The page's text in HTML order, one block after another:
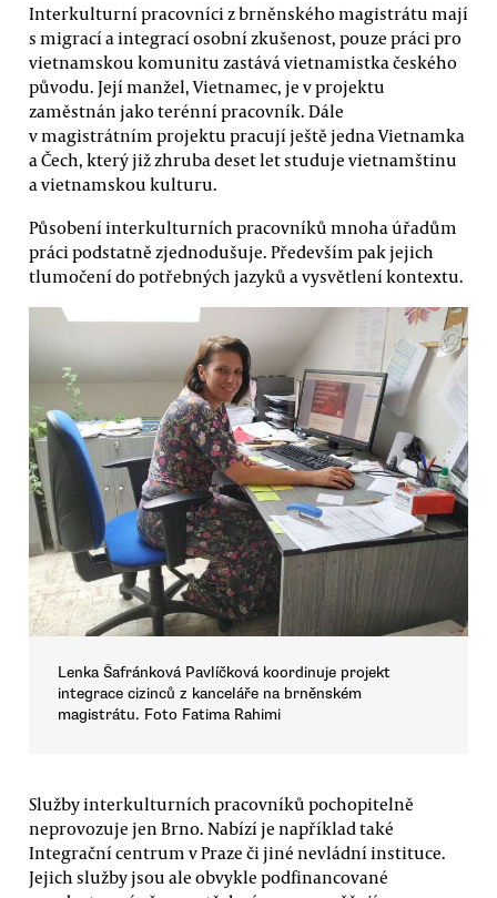
Interkulturní pracovníci z brněnského magistrátu mají
s migrací a integrací osobní zkušenost, pouze práci pro
vietnamskou komunitu zastává vietnamistka českého
původu. Její manžel, Vietnamec, je v projektu
zaměstnán jako terénní pracovník. Dále
v magistrátním projektu pracují ještě jedna Vietnamka
a Čech, který již zhruba deset let studuje vietnamštinu
a vietnamskou kulturu.
Působení interkulturních pracovníků mnoha úřadům
práci podstatně zjednodušuje. Především pak jejich
tlumočení do potřebných jazyků a vysvětlení kontextu.
Lenka Šafránková Pavlíčková koordinuje projekt
integrace cizinců z kanceláře na brněnském
magistrátu. Foto Fatima Rahimi
Služby interkulturních pracovníků pochopitelně
neprovozuje jen Brno. Nabízí je například také
Integrační centrum v Praze či jiné nevládní instituce.
Jejich služby jsou ale obvykle podfinancované